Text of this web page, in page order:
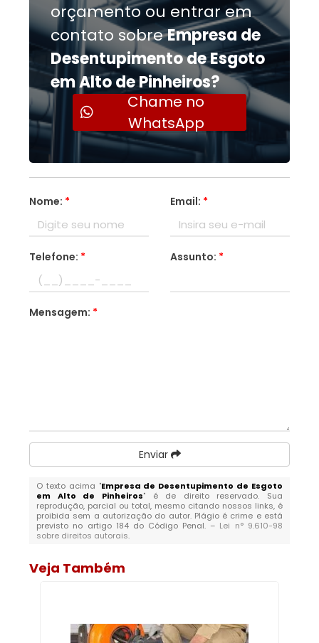
orçamento ou entrar em
contato sobreEmpresa de
Desentupimento de Esgoto
em Alto de Pinheiros?
Chame no
WhatsApp
Nome: * Email: *
Telefone: * Assunto: *
Mensagem: *
Enviar
O texto acima "Empresa de Desentupimento de Esgoto
em Alto de Pinheiros" é de direito reservado. Sua
reprodução, parcial ou total, mesmo citando nossos links, é
proibida sem a autorização do autor. Plágio é crime e está
previsto no artigo 184 do Código Penal. – Lei n° 9.610-98
sobre direitos autorais.
Veja Também